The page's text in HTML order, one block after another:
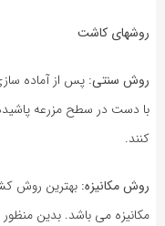
روشهای کاشت
روش سنتی: پس از آماده
با دست در سطح مزرعه
کنند.
روش مکانیزه: بهترین روش
مکانیزه می باشد. بدین